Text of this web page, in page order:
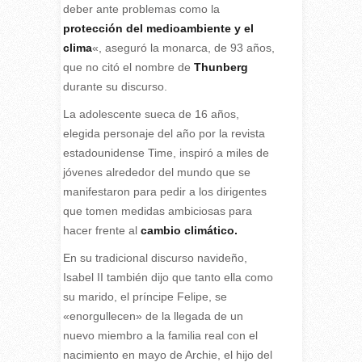
deber ante problemas como la
protección del medioambiente y el
clima«, aseguró la monarca, de 93 años,
que no citó el nombre de Thunberg
durante su discurso.
La adolescente sueca de 16 años,
elegida personaje del año por la revista
estadounidense Time, inspiró a miles de
jóvenes alrededor del mundo que se
manifestaron para pedir a los dirigentes
que tomen medidas ambiciosas para
hacer frente al cambio climático.
En su tradicional discurso navideño,
Isabel II también dijo que tanto ella como
su marido, el príncipe Felipe, se
«enorgullecen» de la llegada de un
nuevo miembro a la familia real con el
nacimiento en mayo de Archie, el hijo del